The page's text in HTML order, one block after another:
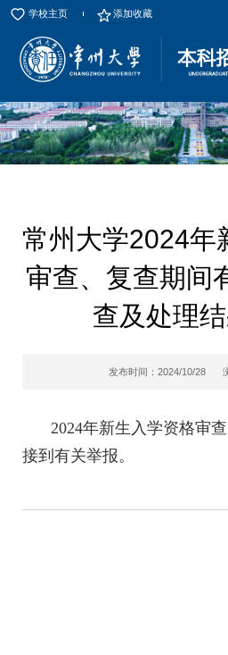
学校主页 添加收藏
常州大学2024年
审查、复查期间
查及处理
发布时间：2024/10/28
2024年新生入学资格审
接到有关举报。